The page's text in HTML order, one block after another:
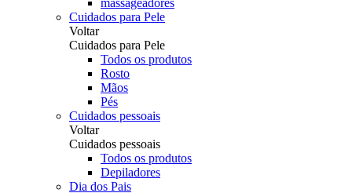
massageadores
Cuidados para Pele
Voltar
Cuidados para Pele
Todos os produtos
Rosto
Mãos
Pés
Cuidados pessoais
Voltar
Cuidados pessoais
Todos os produtos
Depiladores
Dia dos Pais